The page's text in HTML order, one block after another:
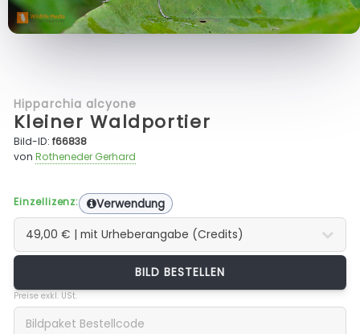
Hipparchia alcyone
Kleiner Waldportier
Bild-ID:f66838
vonRotheneder Gerhard
Einzellizenz: Verwendung
BILD BESTELLEN
Preise exkl. USt.